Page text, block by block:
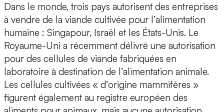
Dans le monde, trois pays autorisent des entreprises
à vendre de la viande cultivée pour l’alimentation
humaine : Singapour, Israël et les États-Unis. Le
Royaume-Uni a récemment délivré une autorisation
pour des cellules de viande fabriquées en
laboratoire à destination de l’alimentation animale.
Les cellules cultivées « d’origine mammifères »
figurent également au registre européen des